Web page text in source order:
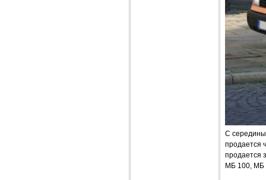
C середины
продается
продается
МБ 100, МБ